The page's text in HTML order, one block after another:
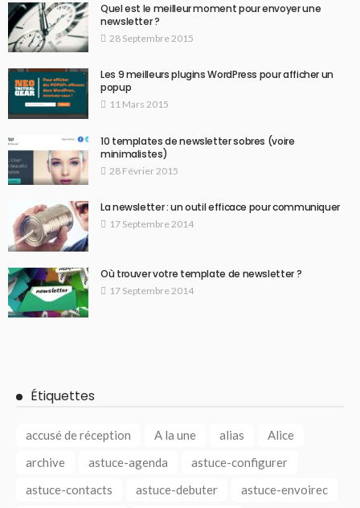
Quel est le meilleur moment pour envoyer une
newsletter ?
28 Septembre 2015
Les 9 meilleurs plugins WordPress pour afficher un
popup
11 Mars 2015
10 templates de newsletter sobres (voire
minimalistes)
28 Février 2015
La newsletter : un outil efficace pour communiquer
17 Septembre 2014
Où trouver votre template de newsletter ?
17 Septembre 2014
Étiquettes
accusé de réception A la une alias
Alice
archive
astuce-agenda
astuce-configurer
astuce-contacts
astuce-debuter
astuce-envoirec